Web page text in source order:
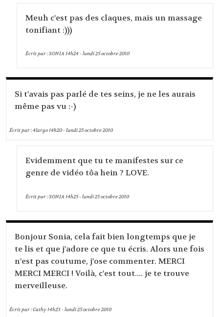
Meuh c'est pas des claques, mais un massage
tonifiant :)))
Écrit par :SONIA 14h24- lundi 25octobre 2010
Si t'avais pas parlé de tes seins, je ne les aurais
même pas vu :-)
Écrit par :4largo14h20-lundi 25octobre 2010
Evidemment que tu te manifestes sur ce
genre de vidéo tôa hein ? LOVE.
Écrit par :SONIA 14h25- lundi 25octobre 2010
Bonjour Sonia, cela fait bien longtemps que je
te lis et que j'adore ce que tu écris. Alors une fois
n'est pas coutume, j'ose commenter. MERCI
MERCI MERCI ! Voilà, c'est tout.... je te trouve
merveilleuse.
Écrit par :Cathy14h23 -lundi 25octobre 2010